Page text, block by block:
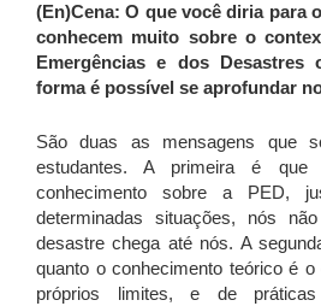
(En)Cena: O que você diria para
conhecem muito sobre o
Emergências e dos
forma é possível se aprofundar
São duas as mensagens que
estudantes. A primeira é que
conhecimento sobre a PED,
determinadas situações, nós
desastre chega até nós. A
quanto o conhecimento teórico é
próprios limites, e de